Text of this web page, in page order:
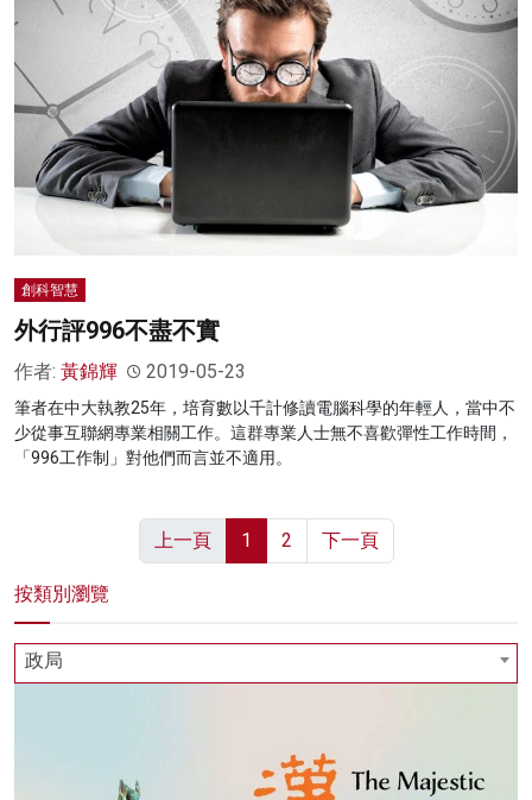
創科智慧
外行評996不盡不實
作者: 黃錦輝 2019-05-23
筆者在中大執教25年，培育數以千計修讀電腦科學的年輕人，當中不
少從事互聯網專業相關工作。這群專業人士無不喜歡彈性工作時間，
「996工作制」對他們而言並不適用。
上一頁 1 2 下一頁
按類別瀏覽
政局